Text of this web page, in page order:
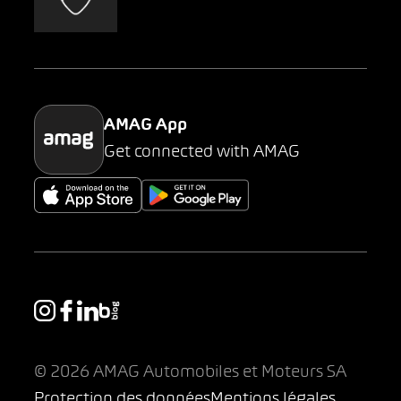
Parking
AMAG App
Get connected with AMAG
© 2026 AMAG Automobiles et Moteurs SA